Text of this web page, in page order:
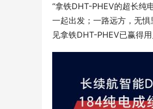
“拿铁DHT-PHEV的超长纯
一起出发；一路远方，无
见拿铁DHT-PHEV已赢得用